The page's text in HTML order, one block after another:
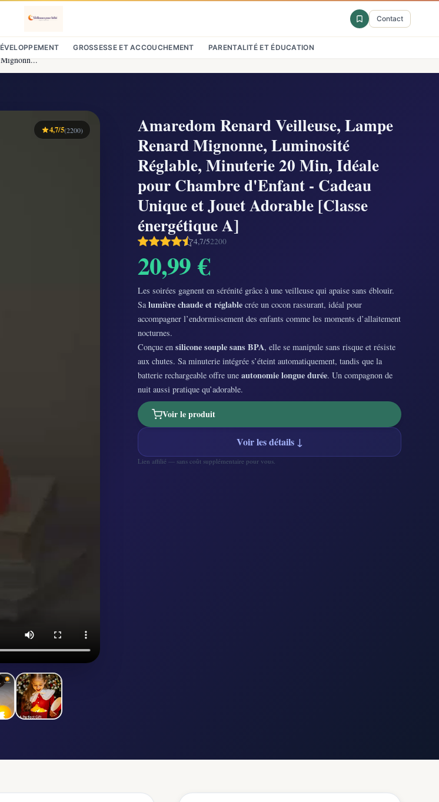
Contact
GROSSESSE ET ACCOUCHEMENT PARENTALITÉ ET ÉDUCATION
4,7/5(2200)
Amaredom Renard Veilleuse, Lampe
Renard Mignonne, Luminosité
Réglable, Minuterie 20 Min, Idéale
pour Chambre d'Enfant - Cadeau
Unique et Jouet Adorable [Classe
énergétique A]
4,7/52200
20,99 €
Les soirées gagnent en sérénité grâce à une veilleuse qui apaise sans éblouir.
Salumière chaude et réglable crée un cocon rassurant, idéal pour
accompagner l’endormissement des enfants comme les moments d’allaitement
nocturnes.
Conçue en silicone souple sans BPA, elle se manipule sans risque et résiste
aux chutes. Sa minuterie intégrée s’éteint automatiquement, tandis que la
batterie rechargeable offre une autonomie longue durée. Un compagnon de
nuit aussi pratique qu’adorable.
Voir le produit
Voir les détails ↓
Lien affilié — sans coût supplémentaire pour vous.